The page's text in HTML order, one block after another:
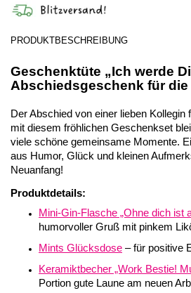
PRODUKTBESCHREIBUNG
Geschenktüte „Ich werde
Abschiedsgeschenk für
Der Abschied von einer lieben
mit diesem fröhlichen Geschenkset
viele schöne gemeinsame Momente.
aus Humor, Glück und kleinen
Neuanfang!
Produktdetails:
Mini-Gin-Flasche „Ohne dich ist
humorvoller Gruß mit pinkem
Mints Glücksdose – für positive
Keramiktbecher „Work Bestie!
Portion gute Laune am neuen